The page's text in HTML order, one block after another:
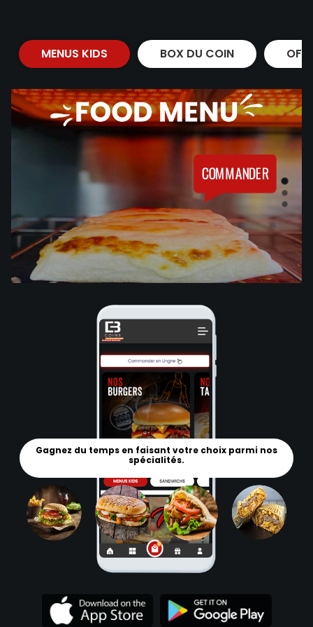
MENUS KIDS BOX DU COIN
Gagnez du temps en faisant votre choix parmi nos
spécialités.